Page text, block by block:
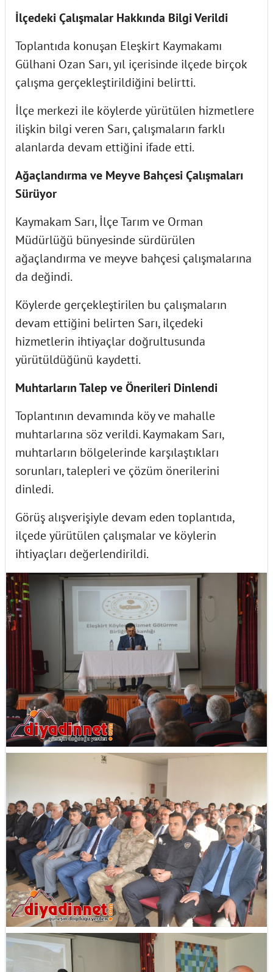
İlçedeki Çalışmalar Hakkında Bilgi Verildi
Toplantıda konuşan Eleşkirt Kaymakamı
Gülhani Ozan Sarı, yıl içerisinde ilçede birçok
çalışma gerçekleştirildiğini belirtti.
İlçe merkezi ile köylerde yürütülen hizmetlere
ilişkin bilgi veren Sarı, çalışmaların farklı
alanlarda devam ettiğini ifade etti.
Ağaçlandırma ve Meyve Bahçesi Çalışmaları
Sürüyor
Kaymakam Sarı, İlçe Tarım ve Orman
Müdürlüğü bünyesinde sürdürülen
ağaçlandırma ve meyve bahçesi çalışmalarına
da değindi.
Köylerde gerçekleştirilen bu çalışmaların
devam ettiğini belirten Sarı, ilçedeki
hizmetlerin ihtiyaçlar doğrultusunda
yürütüldüğünü kaydetti.
Muhtarların Talep ve Önerileri Dinlendi
Toplantının devamında köy ve mahalle
muhtarlarına söz verildi. Kaymakam Sarı,
muhtarların bölgelerinde karşılaştıkları
sorunları, talepleri ve çözüm önerilerini
dinledi.
Görüş alışverişiyle devam eden toplantıda,
ilçede yürütülen çalışmalar ve köylerin
ihtiyaçları değerlendirildi.